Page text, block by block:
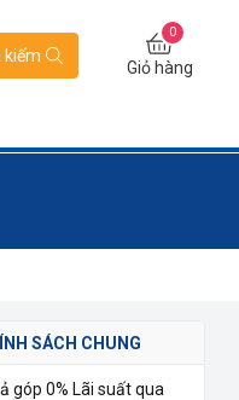
kiếm
0
Giỏ hàng
SÁCH CHUNG
góp 0% Lãi suất qua